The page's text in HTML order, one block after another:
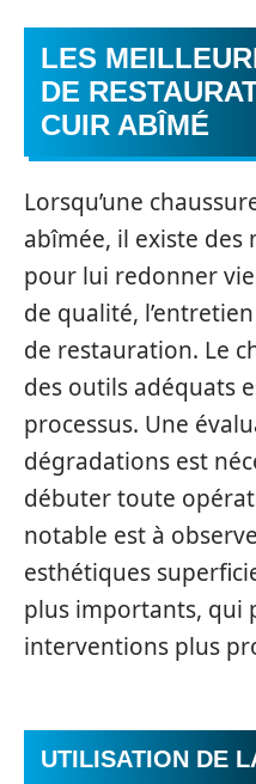
LES
DE
CUIR ABÎMÉ
Lorsqu’une
abîmée, il existe des
pour lui redonner
de qualité,
de restauration. Le
des outils adéquats
processus. Une
dégradations est
débuter toute
notable est à
esthétiques
plus importants, qui
interventions plus
UTILISATION DE